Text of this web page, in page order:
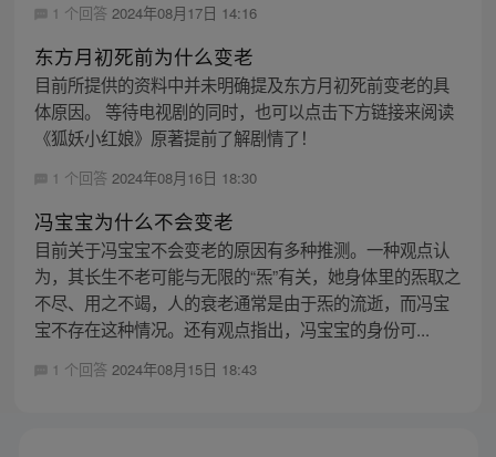
1 个回答 2024年08月17日 14:16
东方月初死前为什么变老
目前所提供的资料中并未明确提及东方月初死前变老的具
体原因。 等待电视剧的同时，也可以点击下方链接来阅读
《狐妖小红娘》原著提前了解剧情了！
1 个回答 2024年08月16日 18:30
冯宝宝为什么不会变老
目前关于冯宝宝不会变老的原因有多种推测。一种观点认
为，其长生不老可能与无限的“炁”有关，她身体里的炁取之
不尽、用之不竭，人的衰老通常是由于炁的流逝，而冯宝
宝不存在这种情况。还有观点指出，冯宝宝的身份可...
1 个回答 2024年08月15日 18:43